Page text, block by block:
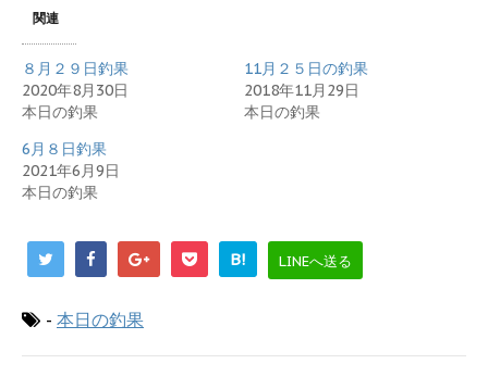
関連
８月２９日釣果
2020年8月30日
本日の釣果
11月２５日の釣果
2018年11月29日
本日の釣果
6月８日釣果
2021年6月9日
本日の釣果
B! LINEへ送る
- 本日の釣果